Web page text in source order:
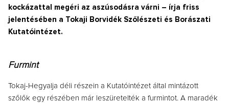
kockázattal megéri az aszúsodásra várni – írja friss
jelentésében a Tokaji Borvidék Szőlészeti és Borászati
Kutatóintézet.
Furmint
Tokaj-Hegyalja déli részein a Kutatóintézet által mintázott
szőlők egy részében már leszüretelték a furmintot. A maradék